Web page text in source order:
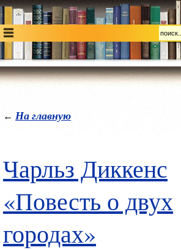
← На главную
Чарльз Диккенс
«Повесть о двух
городах»